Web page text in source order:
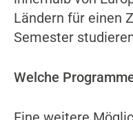
Ländern für einen
Semester
Welche